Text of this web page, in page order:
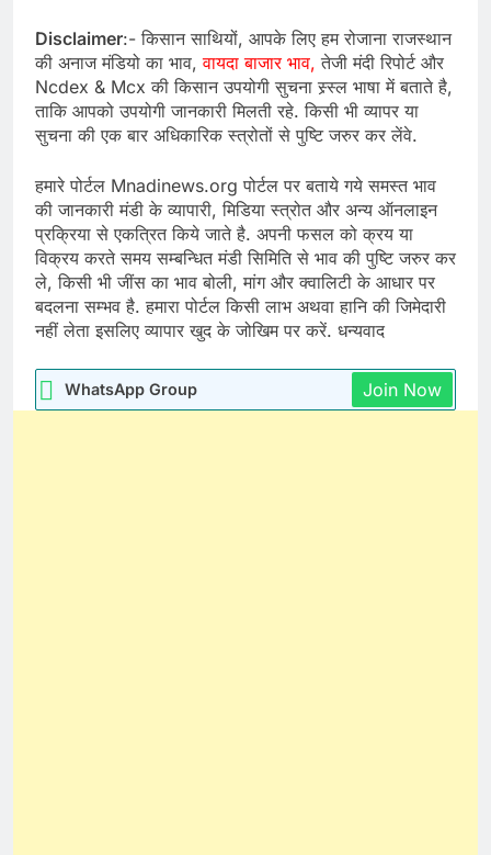
Disclaimer:- किसान साथियों, आपके लिए हम रोजाना राजस्थान
की अनाज मंडियो का भाव, वायदा बाजार भाव, तेजी मंदी रिपोर्ट और
Ncdex & Mcx की किसान उपयोगी सुचना स्र्स्ल भाषा में बताते है,
ताकि आपको उपयोगी जानकारी मिलती रहे. किसी भी व्यापर या
सुचना की एक बार अधिकारिक स्त्रोतों से पुष्टि जरुर कर लेंवे.
हमारे पोर्टल Mnadinews.org पोर्टल पर बताये गये समस्त भाव
की जानकारी मंडी के व्यापारी, मिडिया स्त्रोत और अन्य ऑनलाइन
प्रक्रिया से एकत्रित किये जाते है. अपनी फसल को क्रय या
विक्रय करते समय सम्बन्धित मंडी सिमिति से भाव की पुष्टि जरुर कर
ले, किसी भी जींस का भाव बोली, मांग और क्वालिटी के आधार पर
बदलना सम्भव है. हमारा पोर्टल किसी लाभ अथवा हानि की जिमेदारी
नहीं लेता इसलिए व्यापार खुद के जोखिम पर करें. धन्यवाद
WhatsApp Group Join Now